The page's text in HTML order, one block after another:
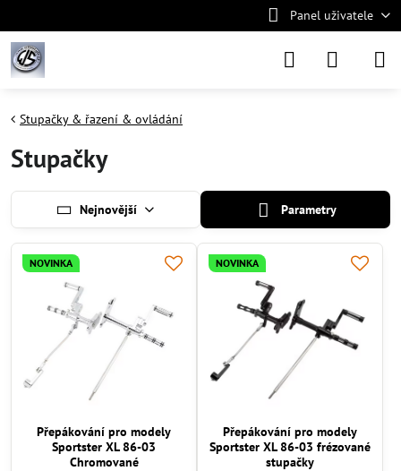
Panel uživatele
Stupačky & řazení & ovládání
Stupačky
Nejnovější Parametry
NOVINKA
Přepákování pro modely
Sportster XL 86-03
Chromované
NOVINKA
Přepákování pro modely
Sportster XL 86-03 frézované
stupačky